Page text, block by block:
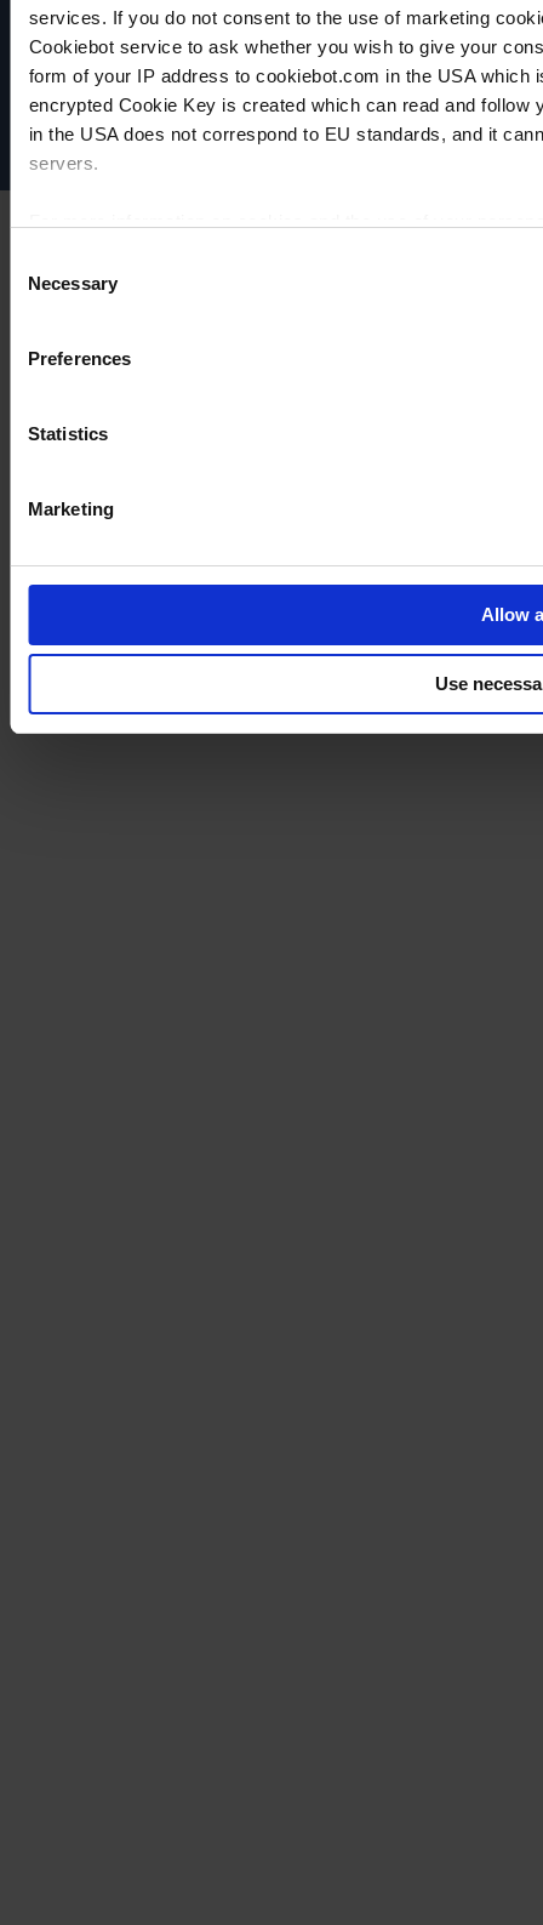
services. If you do not consent to the use of marketing
Cookiebot service to ask whether you wish to give your
form of your IP address to cookiebot.com in the USA
encrypted Cookie Key is created which can read and
in the USA does not correspond to EU standards, and it
servers.
Selection
Necessary
Preferences
Statistics
Marketing
Allow
Use
Protection des données
Imprint
Disclaimer
Cookie settings